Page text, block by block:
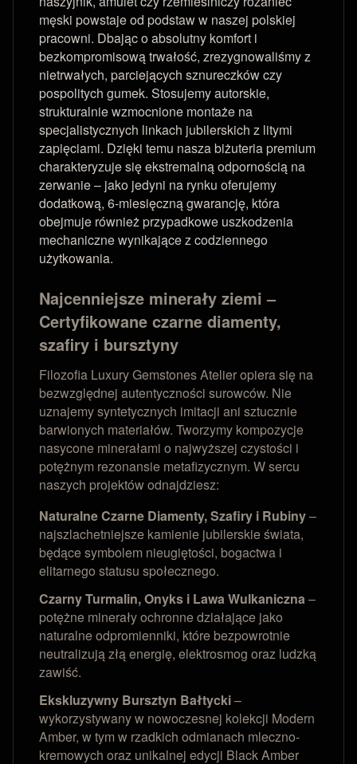
męski powstaje od podstaw w naszej polskiej
pracowni. Dbając o absolutny komfort i
bezkompromisową trwałość, zrezygnowaliśmy z
nietrwałych, parciejących sznureczków czy
pospolitych gumek. Stosujemy autorskie,
strukturalnie wzmocnione montaże na
specjalistycznych linkach jubilerskich z litymi
zapięciami. Dzięki temu nasza biżuteria premium
charakteryzuje się ekstremalną odpornością na
zerwanie – jako jedyni na rynku oferujemy
dodatkową, 6-miesięczną gwarancję, która
obejmuje również przypadkowe uszkodzenia
mechaniczne wynikające z codziennego
użytkowania.
Najcenniejsze minerały ziemi –
Certyfikowane czarne diamenty,
szafiry i bursztyny
Filozofia Luxury Gemstones Atelier opiera się na
bezwzględnej autentyczności surowców. Nie
uznajemy syntetycznych imitacji ani sztucznie
barwionych materiałów. Tworzymy kompozycje
nasycone minerałami o najwyższej czystości i
potężnym rezonansie metafizycznym. W sercu
naszych projektów odnajdziesz:
Naturalne Czarne Diamenty, Szafiry i Rubiny–
najszlachetniejsze kamienie jubilerskie świata,
będące symbolem nieugiętości, bogactwa i
elitarnego statusu społecznego.
Czarny Turmalin, Onyks i Lawa Wulkaniczna–
potężne minerały ochronne działające jako
naturalne odpromienniki, które bezpowrotnie
neutralizują złą energię, elektrosmog oraz ludzką
zawiść.
Ekskluzywny Bursztyn Bałtycki–
wykorzystywany w nowoczesnej kolekcji Modern
Amber, w tym w rzadkich odmianach mleczno-
kremowych oraz unikalnej edycji Black Amber